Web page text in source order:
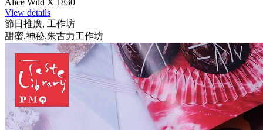
Alice Wild X 1830
View details
節日推廣, 工作坊
甜蜜.神秘.朱古力工作坊